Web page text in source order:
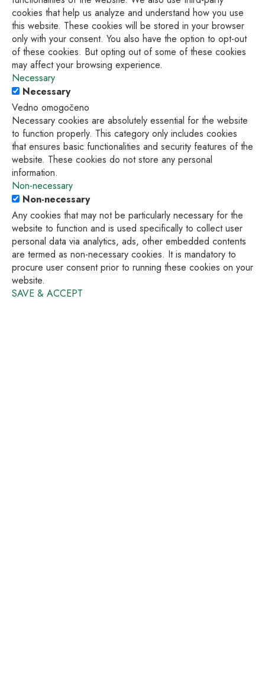
cookies that help us analyze and understand how you use
this website. These cookies will be stored in your browser
only with your consent. You also have the option to opt-out
of these cookies. But opting out of some of these cookies
may affect your browsing experience.
Necessary
Necessary
Vedno omogočeno
Necessary cookies are absolutely essential for the website
to function properly. This category only includes cookies
that ensures basic functionalities and security features of the
website. These cookies do not store any personal
information.
Non-necessary
Non-necessary
Any cookies that may not be particularly necessary for the
website to function and is used specifically to collect user
personal data via analytics, ads, other embedded contents
are termed as non-necessary cookies. It is mandatory to
procure user consent prior to running these cookies on your
website.
SAVE & ACCEPT